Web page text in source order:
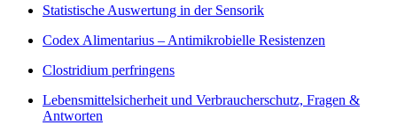
Statistische Auswertung in der Sensorik
Codex Alimentarius – Antimikrobielle Resistenzen
Clostridium perfringens
Lebensmittelsicherheit und Verbraucherschutz, Fragen &
Antworten